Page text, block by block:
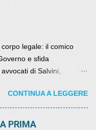
legale: il comico
e sfida
di Salvini,
CONTINUA A LEGGERE
PRIMA